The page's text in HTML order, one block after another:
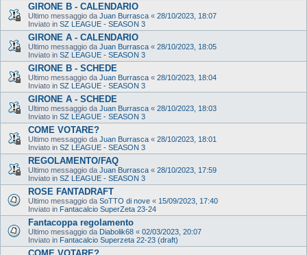
GIRONE B - CALENDARIO
Ultimo messaggio da Juan Burrasca « 28/10/2023, 18:07
Inviato in SZ LEAGUE - SEASON 3
GIRONE A - CALENDARIO
Ultimo messaggio da Juan Burrasca « 28/10/2023, 18:05
Inviato in SZ LEAGUE - SEASON 3
GIRONE B - SCHEDE
Ultimo messaggio da Juan Burrasca « 28/10/2023, 18:04
Inviato in SZ LEAGUE - SEASON 3
GIRONE A - SCHEDE
Ultimo messaggio da Juan Burrasca « 28/10/2023, 18:03
Inviato in SZ LEAGUE - SEASON 3
COME VOTARE?
Ultimo messaggio da Juan Burrasca « 28/10/2023, 18:01
Inviato in SZ LEAGUE - SEASON 3
REGOLAMENTO/FAQ
Ultimo messaggio da Juan Burrasca « 28/10/2023, 17:59
Inviato in SZ LEAGUE - SEASON 3
ROSE FANTADRAFT
Ultimo messaggio da SoTTO di nove « 15/09/2023, 17:40
Inviato in Fantacalcio SuperZeta 23-24
Fantacoppa regolamento
Ultimo messaggio da Diabolik68 « 02/03/2023, 20:07
Inviato in Fantacalcio Superzeta 22-23 (draft)
COME VOTARE?